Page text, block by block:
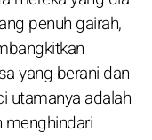
penuh gairah,
yang berani dan
utamanya adalah